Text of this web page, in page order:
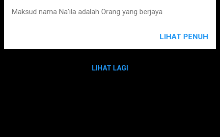
Maksud nama Na'ila adalah Orang yang berjaya
LIHAT PENUH
LIHAT LAGI